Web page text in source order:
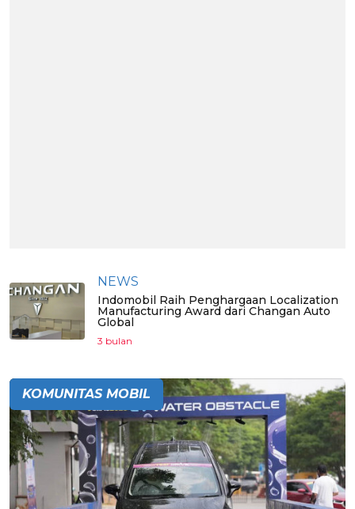
NEWS
Indomobil Raih Penghargaan Localization
Manufacturing Award dari Changan Auto
Global
3 bulan
KOMUNITAS MOBIL